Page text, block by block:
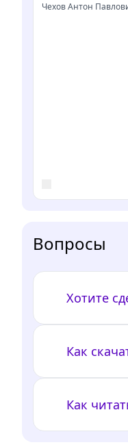
Чехов Антон
Вопросы
Хотите
Как
Как